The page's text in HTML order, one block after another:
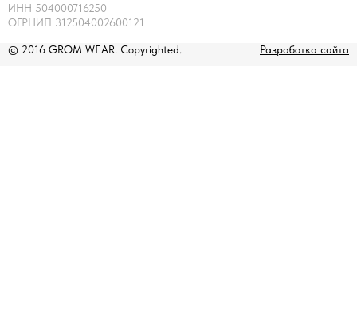
ИНН 504000716250
ОГРНИП 312504002600121
© 2016 GROM WEAR. Copyrighted. Разработка сайта